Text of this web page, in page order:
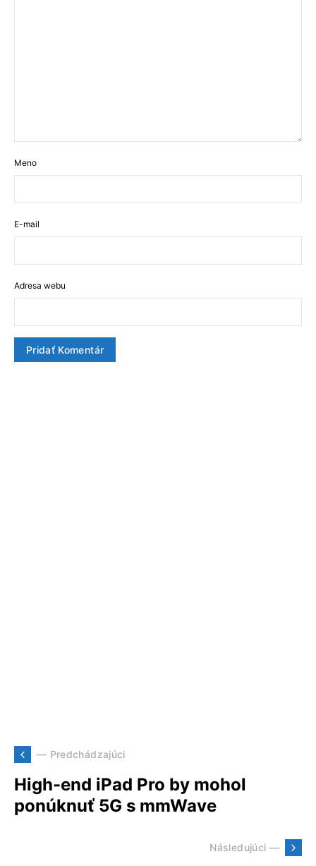
Meno
E-mail
Adresa webu
— Predchádzajúci
High-end iPad Pro by mohol
ponúknuť 5G s mmWave
Následujúci —